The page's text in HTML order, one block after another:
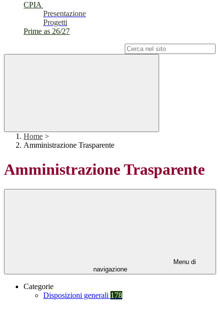
CPIA
Presentazione
Progetti
Prime as 26/27
Home >
Amministrazione Trasparente
Amministrazione Trasparente
Menu di
navigazione
Categorie
Disposizioni generali 178